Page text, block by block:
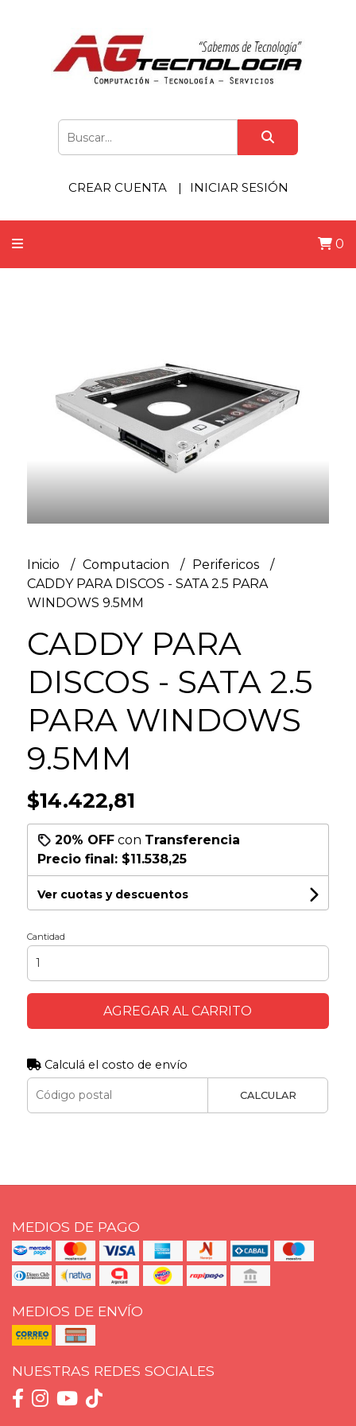
CREAR CUENTA INICIAR SESIÓN
0
Inicio Computacion
Perifericos
CADDY PARA DISCOS - SATA 2.5 PARA
WINDOWS 9.5MM
CADDY PARA
DISCOS - SATA 2.5
PARA WINDOWS
9.5MM
$14.422,81
20% OFFcon Transferencia
Precio final: $11.538,25
Ver cuotas y descuentos
Cantidad
AGREGAR AL CARRITO
Calculá el costo de envío
CALCULAR
MEDIOS DE PAGO
MEDIOS DE ENVÍO
NUESTRAS REDES SOCIALES